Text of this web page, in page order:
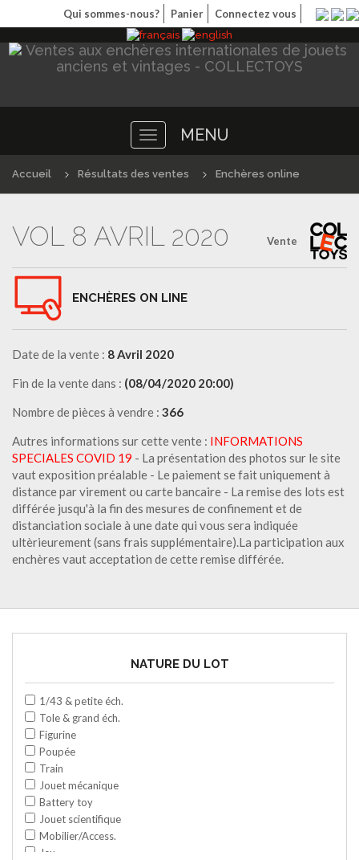
Qui sommes-nous? Panier Connectez vous
Toggle
navigation
MENU
Accueil Résultats des ventes Enchères online
Vente
VOL 8 AVRIL 2020
ENCHÈRES ON LINE
Date de la vente : 8 Avril 2020
Fin de la vente dans : (08/04/2020 20:00)
Nombre de pièces à vendre : 366
Autres informations sur cette vente : INFORMATIONS
SPECIALES COVID 19 - La présentation des photos sur le site
vaut exposition préalable - Le paiement se fait uniquement à
distance par virement ou carte bancaire - La remise des lots est
différée jusqu'à la fin des mesures de confinement et de
distanciation sociale à une date qui vous sera indiquée
ultèrieurement (sans frais supplémentaire).La participation aux
enchères vaut acceptation de cette remise différée.
NATURE DU LOT
1/43 & petite éch.
Tole & grand éch.
Figurine
Poupée
Train
Jouet mécanique
Battery toy
Jouet scientifique
Mobilier/Access.
Jeu